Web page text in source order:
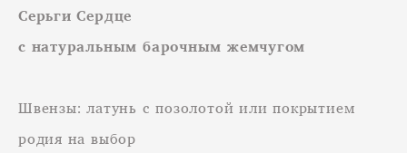
Серьги Сердце
с натуральным барочным жемчугом
Швензы: латунь с позолотой или покрытием
родия на выбор